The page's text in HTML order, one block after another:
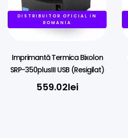
DISTRIBUITOR OFICIAL IN
ROMANIA
Imprimantă Termica Bixolon
SRP-350plusIII USB (Resigilat)
559.02lei